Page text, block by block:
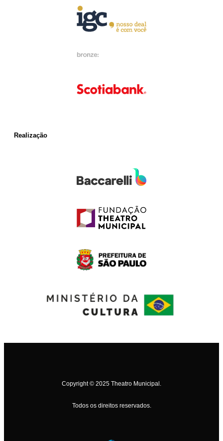
Realização
Copyright © 2025 Theatro Municipal.
Todos os direitos reservados.